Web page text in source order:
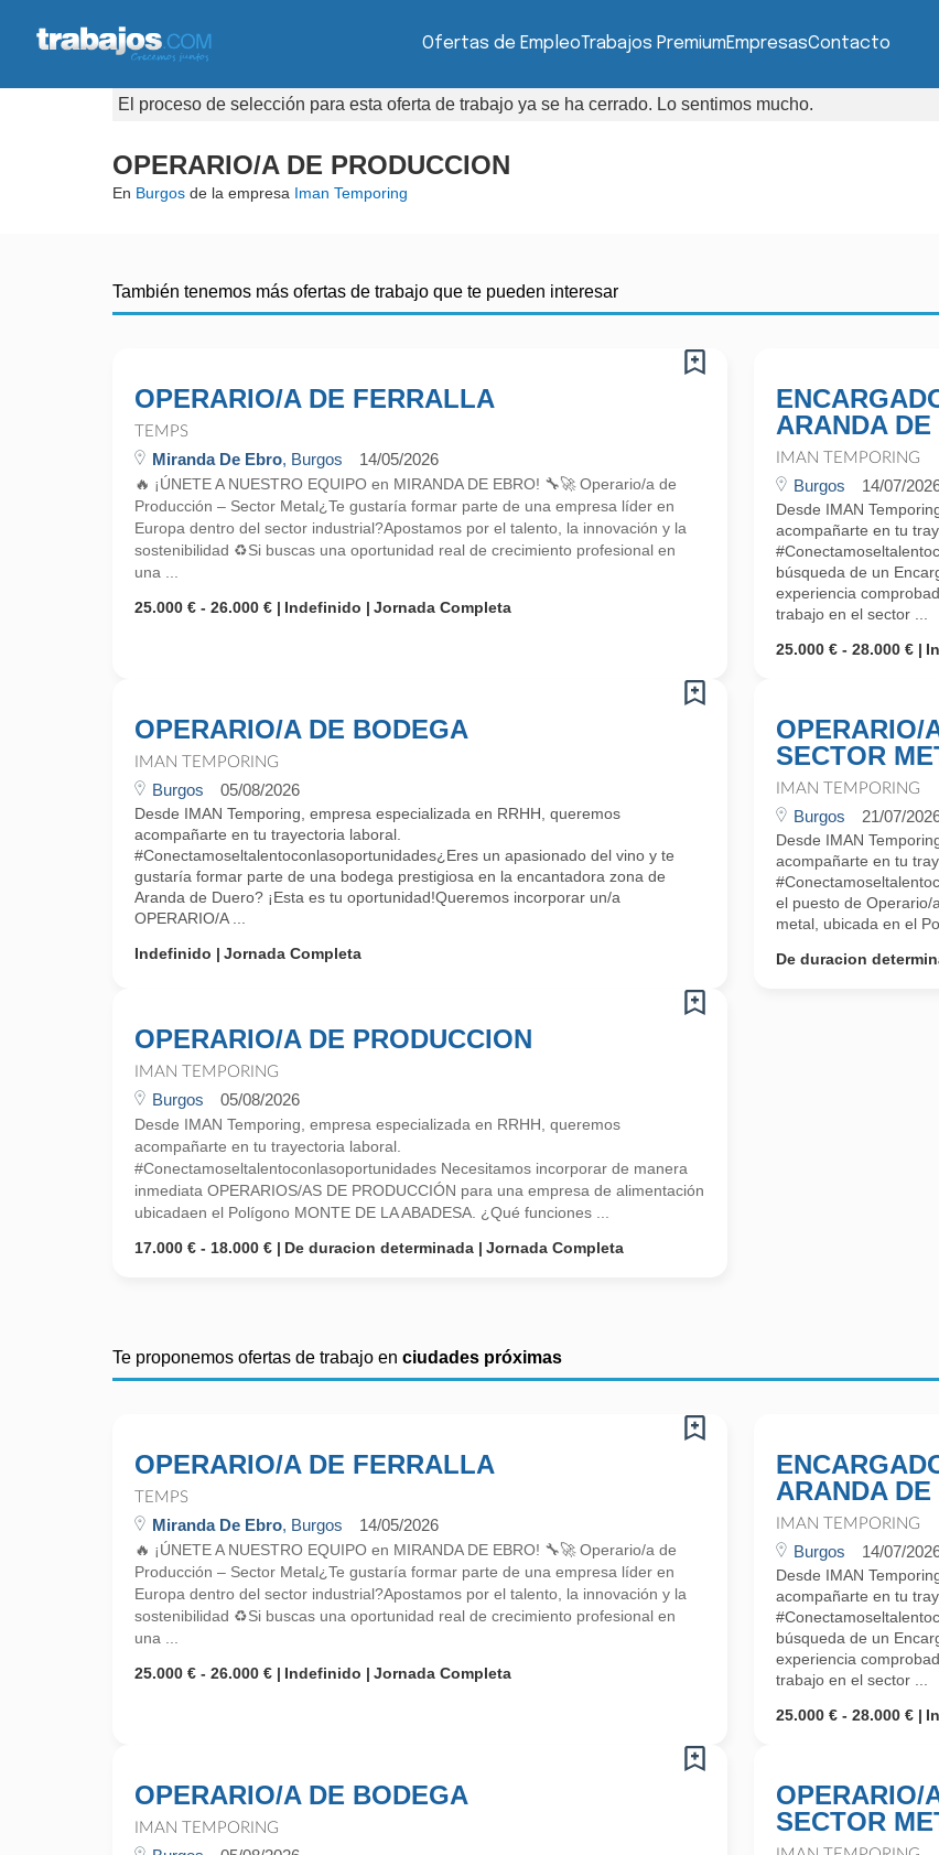
Ofertas de EmpleoTrabajos PremiumEmpresasContacto
El proceso de selección para esta oferta de trabajo ya se ha cerrado. Lo sentimos mucho.
OPERARIO/A DE PRODUCCION
En Burgos de la empresa Iman Temporing
También tenemos más ofertas de trabajo que te pueden interesar
OPERARIO/A DE FERRALLA
TEMPS
Miranda De Ebro, Burgos 14/05/2026
🔥 ¡ÚNETE A NUESTRO EQUIPO en MIRANDA DE EBRO! 🔧🚀 Operario/a de
Producción – Sector Metal¿Te gustaría formar parte de una empresa líder en
Europa dentro del sector industrial?Apostamos por el talento, la innovación y la
sostenibilidad ♻️Si buscas una oportunidad real de crecimiento profesional en
una ...
25.000 € - 26.000 €
Indefinido Jornada Completa
ARANDA DE
IMAN TEMPORING
Burgos 14/07/
Desde IMAN
acompañarte en tu
búsqueda de un
experiencia
trabajo en el sector ...
25.000 € - 28.000 €
OPERARIO/A DE BODEGA
IMAN TEMPORING
Burgos 05/08/2026
Desde IMAN Temporing, empresa especializada en RRHH, queremos
acompañarte en tu trayectoria laboral.
#Conectamoseltalentoconlasoportunidades¿Eres un apasionado del vino y te
gustaría formar parte de una bodega prestigiosa en la encantadora zona de
Aranda de Duero? ¡Esta es tu oportunidad!Queremos incorporar un/a
OPERARIO/A ...
Indefinido
Jornada Completa
OPERARIO/
SECTOR
IMAN TEMPORING
Burgos 21/07/
Desde IMAN
acompañarte en tu
el puesto de Operario/
metal, ubicada en el
De duracion
OPERARIO/A DE PRODUCCION
IMAN TEMPORING
Burgos 05/08/2026
Desde IMAN Temporing, empresa especializada en RRHH, queremos
acompañarte en tu trayectoria laboral.
#Conectamoseltalentoconlasoportunidades Necesitamos incorporar de manera
inmediata OPERARIOS/AS DE PRODUCCIÓN para una empresa de alimentación
ubicadaen el Polígono MONTE DE LA ABADESA. ¿Qué funciones ...
17.000 € - 18.000 €
De duracion determinada Jornada Completa
Te proponemos ofertas de trabajo en ciudades próximas
OPERARIO/A DE FERRALLA
TEMPS
Miranda De Ebro, Burgos 14/05/2026
🔥 ¡ÚNETE A NUESTRO EQUIPO en MIRANDA DE EBRO! 🔧🚀 Operario/a de
Producción – Sector Metal¿Te gustaría formar parte de una empresa líder en
Europa dentro del sector industrial?Apostamos por el talento, la innovación y la
sostenibilidad ♻️Si buscas una oportunidad real de crecimiento profesional en
una ...
25.000 € - 26.000 €
Indefinido Jornada Completa
ARANDA DE
IMAN TEMPORING
Burgos 14/07/
Desde IMAN
acompañarte en tu
búsqueda de un
experiencia
trabajo en el sector ...
25.000 € - 28.000 €
OPERARIO/A DE BODEGA
IMAN TEMPORING
OPERARIO/
SECTOR